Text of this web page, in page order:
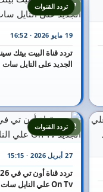
17
19 مايو 2026 · 16:52
الجديد على النايل سات
تردد القنوات
22
27 أبريل 2026 · 15:15
On Tv علي النايل سات
تردد القنوات